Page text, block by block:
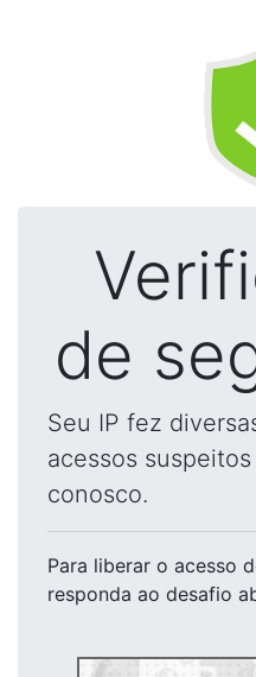
de
Seu IP fez
acessos
conosco.
Para liberar o acesso
responda ao desafio